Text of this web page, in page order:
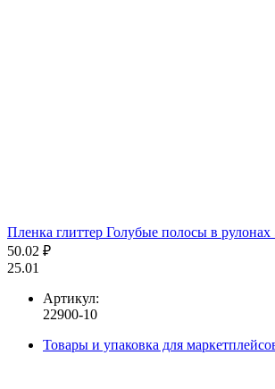
Пленка глиттер Голубые полосы в
50.02 ₽
25.01
Артикул:
22900-10
Товары и упаковка для